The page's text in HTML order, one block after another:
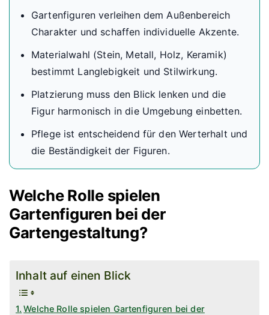
Gartenfiguren verleihen dem Außenbereich
Charakter und schaffen individuelle Akzente.
Materialwahl (Stein, Metall, Holz, Keramik)
bestimmt Langlebigkeit und Stilwirkung.
Platzierung muss den Blick lenken und die
Figur harmonisch in die Umgebung einbetten.
Pflege ist entscheidend für den Werterhalt und
die Beständigkeit der Figuren.
Welche Rolle spielen
Gartenfiguren bei der
Gartengestaltung?
Inhalt auf einen Blick
Welche Rolle spielen Gartenfiguren bei der